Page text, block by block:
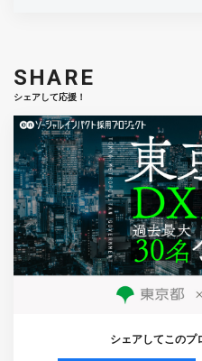
SHARE
シェアして応援！
シェアしてこのプ